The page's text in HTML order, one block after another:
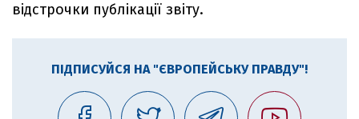
відстрочки публікації звіту.
ПІДПИСУЙСЯ НА "ЄВРОПЕЙСЬКУ ПРАВДУ"!